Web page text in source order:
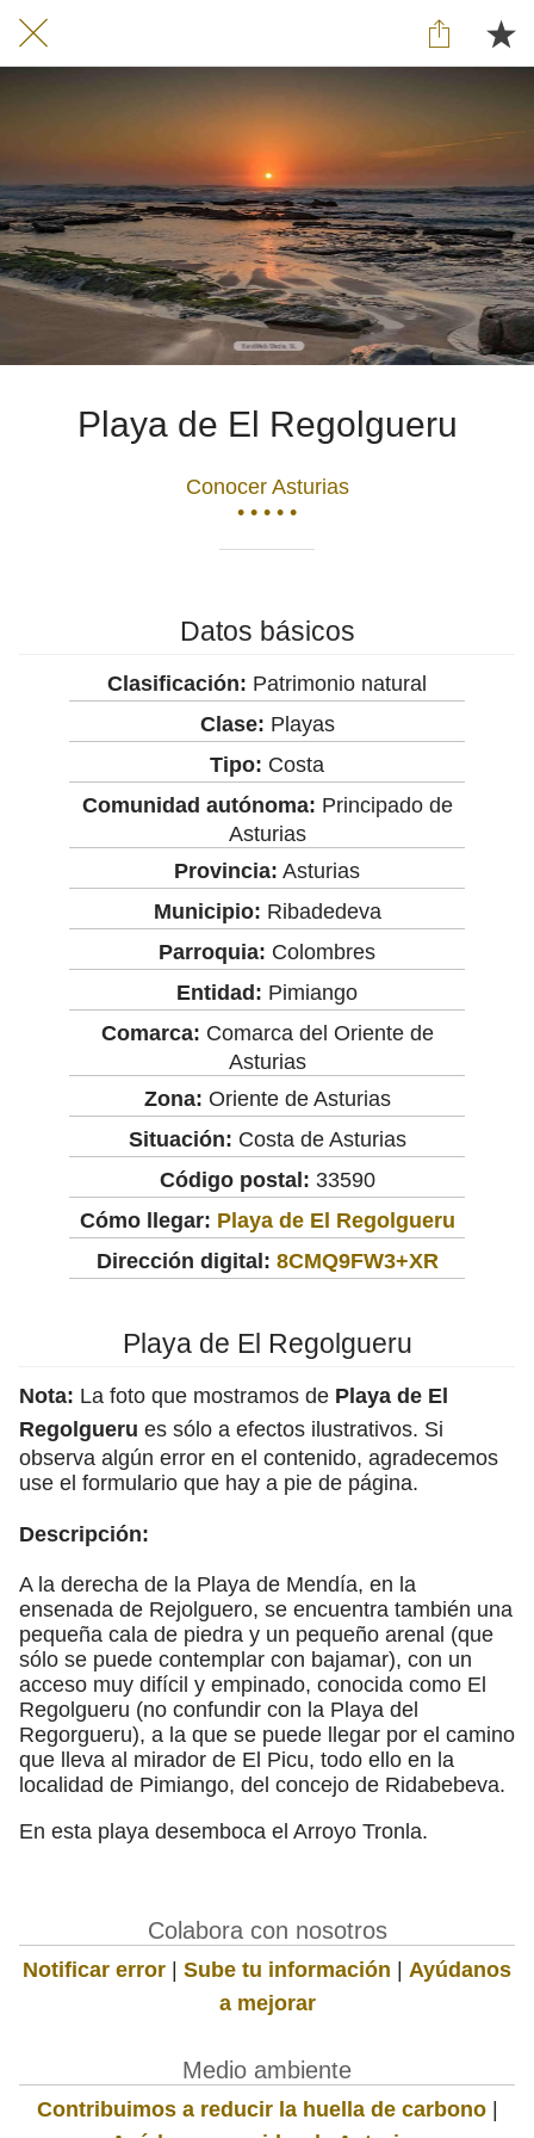
Playa de El Regolgueru
Conocer Asturias
• • • • •
Datos básicos
Clasificación: Patrimonio natural
Clase: Playas
Tipo: Costa
Comunidad autónoma: Principado de
Asturias
Provincia: Asturias
Municipio: Ribadedeva
Parroquia: Colombres
Entidad: Pimiango
Comarca: Comarca del Oriente de
Asturias
Zona: Oriente de Asturias
Situación: Costa de Asturias
Código postal: 33590
Cómo llegar: Playa de El Regolgueru
Dirección digital: 8CMQ9FW3+XR
Playa de El Regolgueru
Nota: La foto que mostramos de Playa de El
Regolgueru es sólo a efectos ilustrativos. Si
observa algún error en el contenido, agradecemos
use el formulario que hay a pie de página.
Descripción:
A la derecha de la Playa de Mendía, en la
ensenada de Rejolguero, se encuentra también una
pequeña cala de piedra y un pequeño arenal (que
sólo se puede contemplar con bajamar), con un
acceso muy difícil y empinado, conocida como El
Regolgueru (no confundir con la Playa del
Regorgueru), a la que se puede llegar por el camino
que lleva al mirador de El Picu, todo ello en la
localidad de Pimiango, del concejo de Ridabebeva.
En esta playa desemboca el Arroyo Tronla.
Colabora con nosotros
Notificar error | Sube tu información | Ayúdanos
a mejorar
Medio ambiente
Contribuimos a reducir la huella de carbono|